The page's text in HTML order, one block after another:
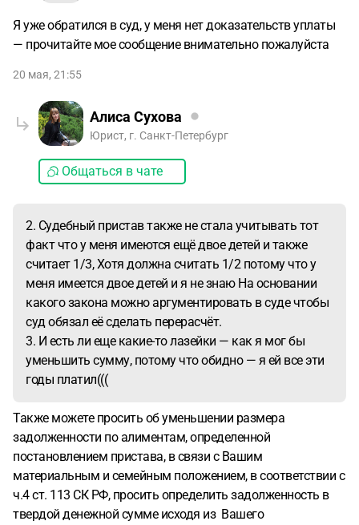
Я уже обратился в суд, у меня нет доказательств уплаты
— прочитайте мое сообщение внимательно пожалуйста
20 мая, 21:55
Алиса Сухова
Юрист, г. Санкт-Петербург
Общаться в чате
2. Судебный пристав также не стала учитывать тот
факт что у меня имеются ещё двое детей и также
считает 1/3, Хотя должна считать 1/2 потому что у
меня имеется двое детей и я не знаю На основании
какого закона можно аргументировать в суде чтобы
суд обязал её сделать перерасчёт.
3. И есть ли еще какие-то лазейки — как я мог бы
уменьшить сумму, потому что обидно — я ей все эти
годы платил(((
Также можете просить об уменьшении размера
задолженности по алиментам, определенной
постановлением пристава, в связи с Вашим
материальным и семейным положением, в соответствии с
ч.4 ст. 113 СК РФ, просить определить задолженность в
твердой денежной сумме исходя из Вашего